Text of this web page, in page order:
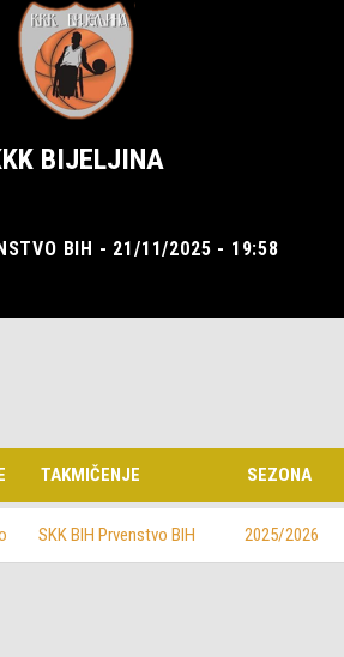
BIJELJINA
BIH - 21/11/2025 - 19:58
TAKMIČENJE SEZONA
SKK BIH Prvenstvo BIH 2025/2026